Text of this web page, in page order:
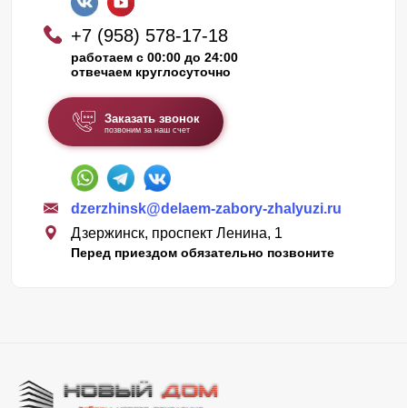
+7 (958) 578-17-18
работаем с 00:00 до 24:00
отвечаем круглосуточно
Заказать звонок
позвоним за наш счет
dzerzhinsk@delaem-zabory-zhalyuzi.ru
Дзержинск, проспект Ленина, 1
Перед приездом обязательно позвоните